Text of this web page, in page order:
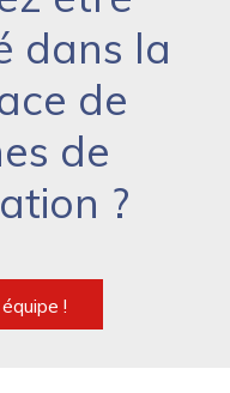
dans la
de
de
?
!